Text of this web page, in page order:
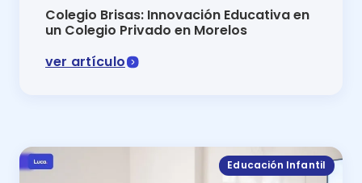
Colegio Brisas: Innovación Educativa en
un Colegio Privado en Morelos
ver artículo
Educación Infantil